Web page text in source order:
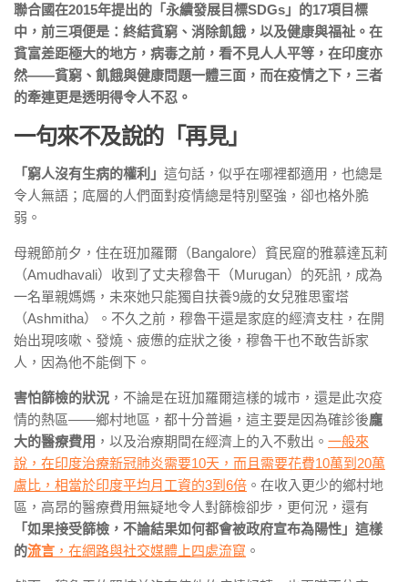
聯合國在2015年提出的「永續發展目標SDGs」的17項目標
中，前三項便是：終結貧窮、消除飢餓，以及健康與福祉。在
貧富差距極大的地方，病毒之前，看不見人人平等，在印度亦
然——貧窮、飢餓與健康問題一體三面，而在疫情之下，三者
的牽連更是透明得令人不忍。
一句來不及說的「再見」
「窮人沒有生病的權利」 這句話，似乎在哪裡都適用，也總是
令人無語；底層的人們面對疫情總是特別堅強，卻也格外脆
弱。
母親節前夕，住在班加羅爾（Bangalore）貧民窟的雅慕達瓦莉
（Amudhavali）收到了丈夫穆魯干（Murugan）的死訊，成為
一名單親媽媽，未來她只能獨自扶養9歲的女兒雅思蜜塔
（Ashmitha）。不久之前，穆魯干還是家庭的經濟支柱，在開
始出現咳嗽、發燒、疲憊的症狀之後，穆魯干也不敢告訴家
人，因為他不能倒下。
害怕篩檢的狀況 ，不論是在班加羅爾這樣的城市，還是此次疫
情的熱區——鄉村地區，都十分普遍，這主要是因為確診後龐
大的醫療費用 ，以及治療期間在經濟上的入不敷出。 一般來
說，在印度治療新冠肺炎需要10天，而且需要花費10萬到20萬
盧比，相當於印度平均月工資的3到6倍 。在收入更少的鄉村地
區，高昂的醫療費用無疑地令人對篩檢卻步，更何況，還有
「如果接受篩檢，不論結果如何都會被政府宣布為陽性」這樣
的流言 ，在網路與社交媒體上四處流竄 。